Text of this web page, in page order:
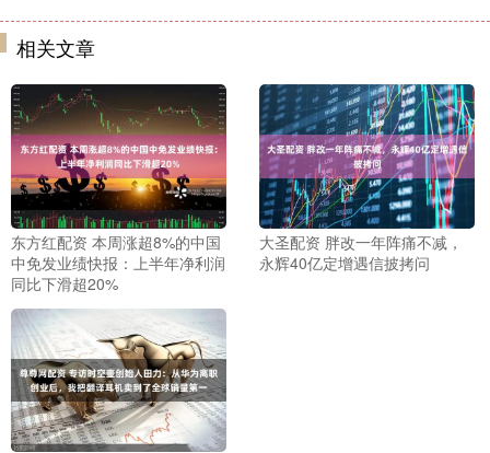
相关文章
东方红配资 本周涨超8%的中国
中免发业绩快报：上半年净利润
同比下滑超20%
大圣配资 胖改一年阵痛不减，
永辉40亿定增遇信披拷问